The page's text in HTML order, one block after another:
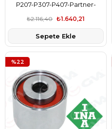
P207-P307-P407-Partner-
Berlingo-C2-C3-C4-1.6 Hdı
Tdcı Volvo C30 06 12 S40 Iı 06
12 S80 Iı 10 12 V50 10 12 V70 Iıı
₺1.640,21
₺2.116,40
Sepete Ekle
%22